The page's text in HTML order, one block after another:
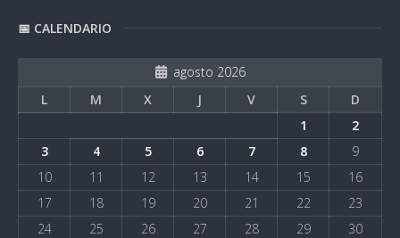
📅 CALENDARIO
agosto 2026
L
M X J V S
D
1
2
3
4 5 6 7 8
9
10
11 12 13 14 15
16
17
18 19 20 21 22
23
24
25 26 27 28 29
30